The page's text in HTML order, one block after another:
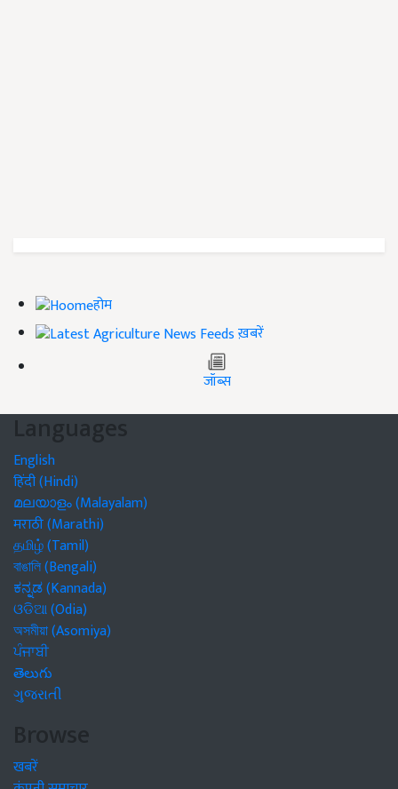
होम
ख़बरें
जॉब्स
Languages
English
हिंदी (Hindi)
മലയാളം (Malayalam)
मराठी (Marathi)
தமிழ் (Tamil)
বাঙালি (Bengali)
ಕನ್ನಡ (Kannada)
ଓଡିଆ (Odia)
অসমীয়া (Asomiya)
ਪੰਜਾਬੀ
తెలుగు
ગુજરાતી
Browse
खबरें